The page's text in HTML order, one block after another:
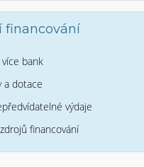
financování
bank
a dotace
výdaje
financování